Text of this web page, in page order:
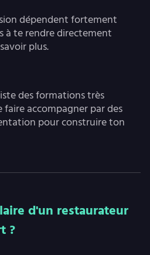
dépendent fortement
à te rendre directement
plus.
des formations très
faire accompagner par des
pour construire ton
d'un restaurateur
?